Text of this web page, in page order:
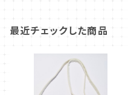
最近チェックした商品